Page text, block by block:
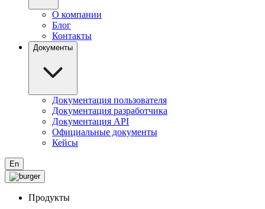
О компании
Блог
Контакты
Документы
Документация пользователя
Документация разработчика
Документация API
Официальные документы
Кейсы
En
Продукты